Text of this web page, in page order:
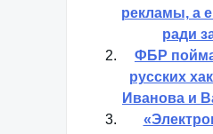
рекламы, а
ради
ФБР
русских
Иванова и